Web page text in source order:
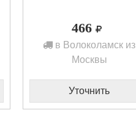
466
в Волоколамск из
Москвы
Уточнить